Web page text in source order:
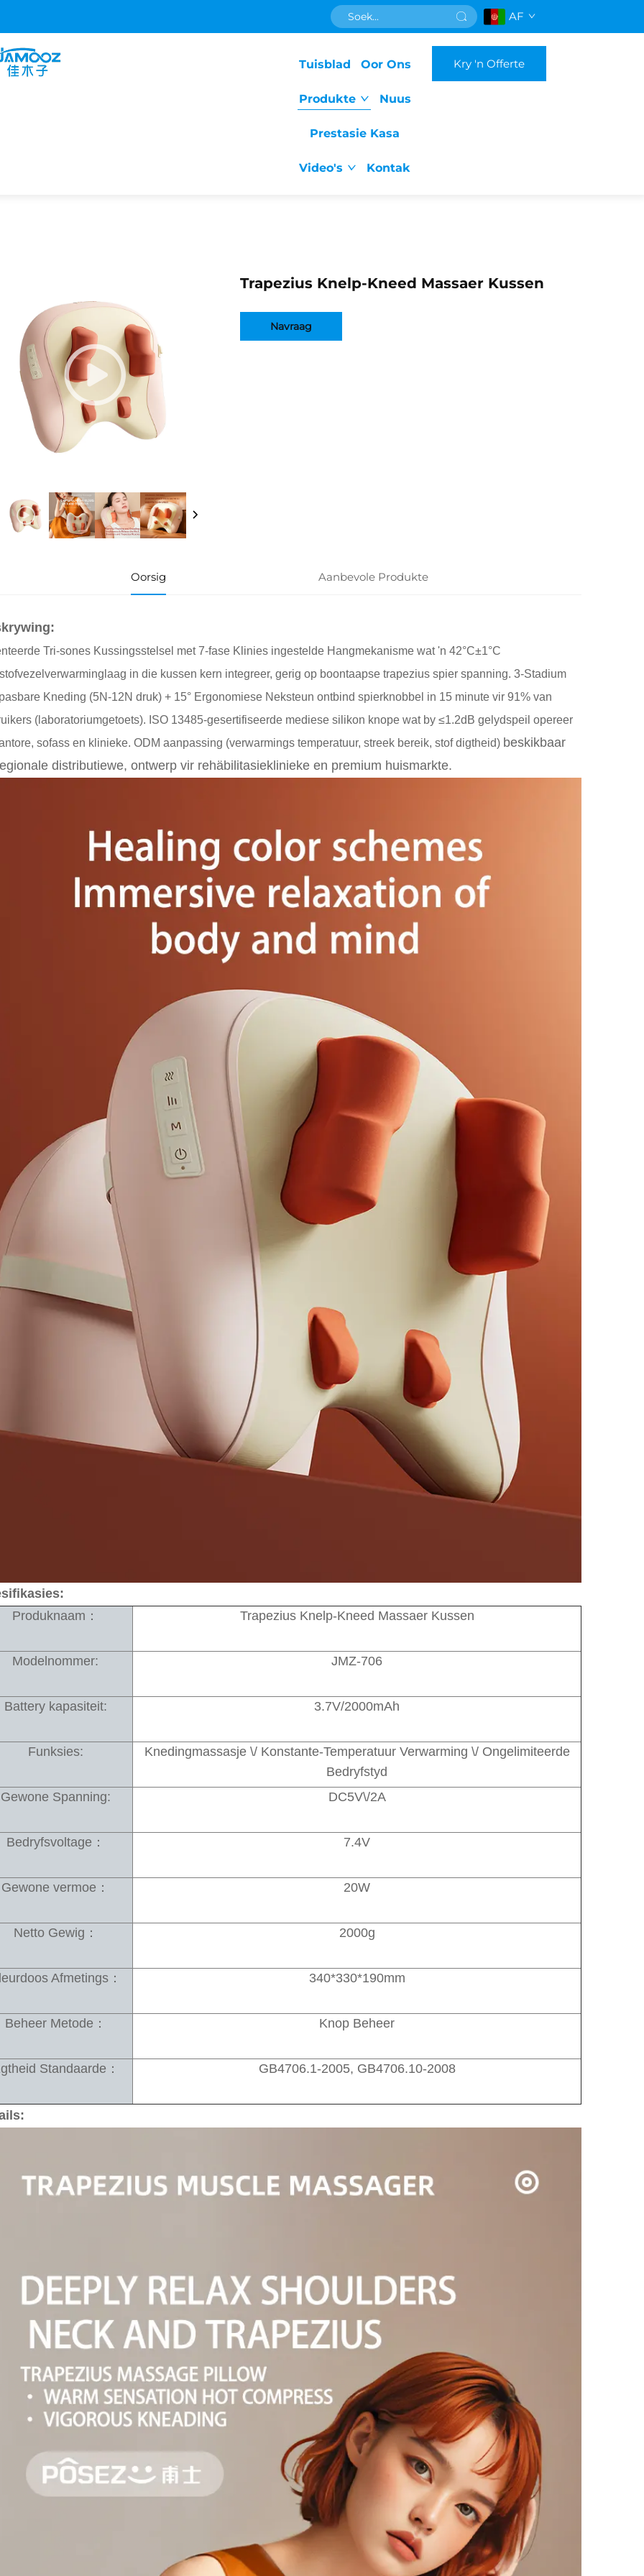
AF
Tuisblad Oor Ons
Produkte Nuus
Prestasie Kasa
Video's Kontak
Kry 'n Offerte
Trapezius Knelp-Kneed Massaer Kussen
Navraag
Oorsig Aanbevole Produkte
Tri-sones Kussingsstelsel met 7-fase Klinies ingestelde Hangmekanisme wat 'n 42°C±1°C
in die kussen kern integreer, gerig op boontaapse trapezius spier spanning. 3-Stadium
Kneding (5N-12N druk) + 15° Ergonomiese Neksteun ontbind spierknobbel in 15 minute vir 91% van
(laboratoriumgetoets). ISO 13485-gesertifiseerde mediese silikon knope wat by ≤1.2dB gelydspeil opereer
sofass en klinieke. ODM aanpassing (verwarmings temperatuur, streek bereik, stof digtheid) beskikbaar
distributiewe, ontwerp vir rehäbilitasieklinieke en premium huismarkte.
Produknaam：
Trapezius Knelp-Kneed Massaer Kussen
Modelnommer: JMZ-706
Battery kapasiteit: 3.7V/2000mAh
Funksies:
Knedingmassasje \/ Konstante-Temperatuur Verwarming \/ Ongelimiteerde
Bedryfstyd
Gewone Spanning:
DC5V\/2A
Bedryfsvoltage： 7.4V
Gewone vermoe： 20W
Netto Gewig： 2000g
Afmetings： 340*330*190mm
Beheer Metode： Knop Beheer
Standaarde： GB4706.1-2005, GB4706.10-2008